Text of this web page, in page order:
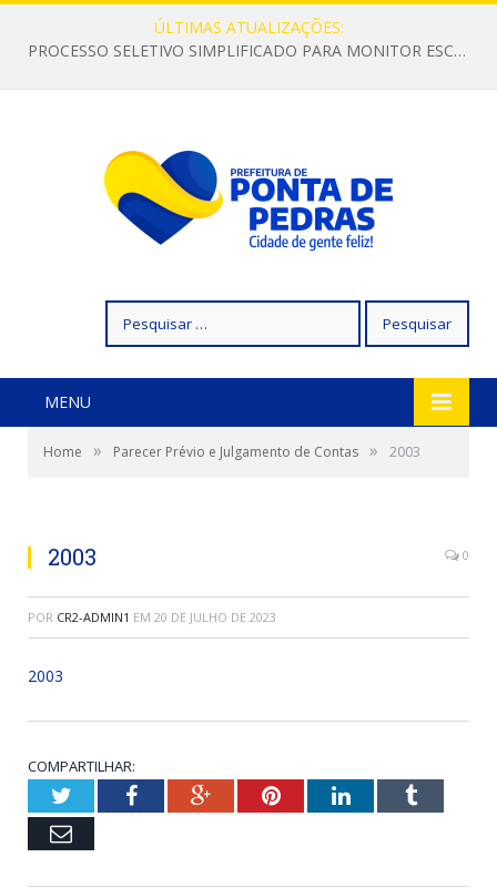
ÚLTIMAS ATUALIZAÇÕES:
PROCESSO SELETIVO SIMPLIFICADO PARA MONITOR ESCOLAR
por:
MENU
Home » Parecer Prévio e Julgamento de Contas » 2003
2003 0
POR CR2-ADMIN1 EM 20 DE JULHO DE 2023
2003
COMPARTILHAR:
TwitterFacebookGoogle+PinterestLinkedInTumblr
Email